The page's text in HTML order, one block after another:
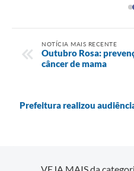
NOTÍCIA MAIS RECENTE
Outubro Rosa:
câncer de mama
Prefeitura realizou